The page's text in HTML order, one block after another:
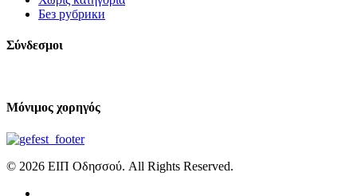
Без рубрики
Σύνδεσμοι
Μόνιμος χορηγός
© 2026 ΕΙΠ Οδησσού. All Rights Reserved.